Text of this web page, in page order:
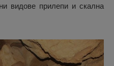
видове прилепи и скална